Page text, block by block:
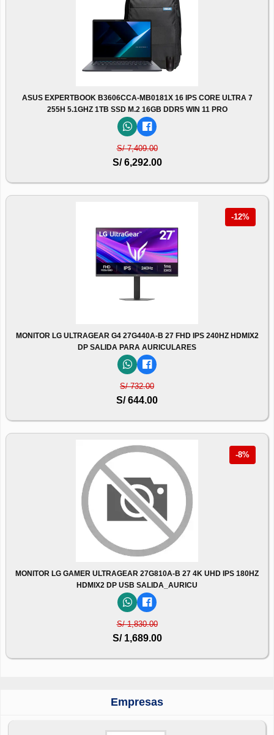
ASUS EXPERTBOOK B3606CCA-MB0181X 16 IPS CORE ULTRA 7
255H 5.1GHZ 1TB SSD M.2 16GB DDR5 WIN 11 PRO
S/ 7,409.00
S/ 6,292.00
-12%
MONITOR LG ULTRAGEAR G4 27G440A-B 27 FHD IPS 240HZ HDMIX2
DP SALIDA PARA AURICULARES
S/ 732.00
S/ 644.00
-8%
MONITOR LG GAMER ULTRAGEAR 27G810A-B 27 4K UHD IPS 180HZ
HDMIX2 DP USB SALIDA_AURICU
S/ 1,830.00
S/ 1,689.00
Empresas